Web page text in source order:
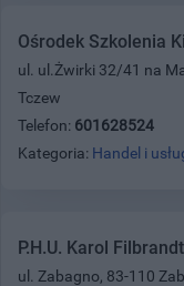
Ośrodek Szkolenia
ul. ul.Żwirki 32/41 na
Tczew
Telefon: 601628524
Kategoria: Handel i
P.H.U. Karol
ul. Zabagno, 83-110